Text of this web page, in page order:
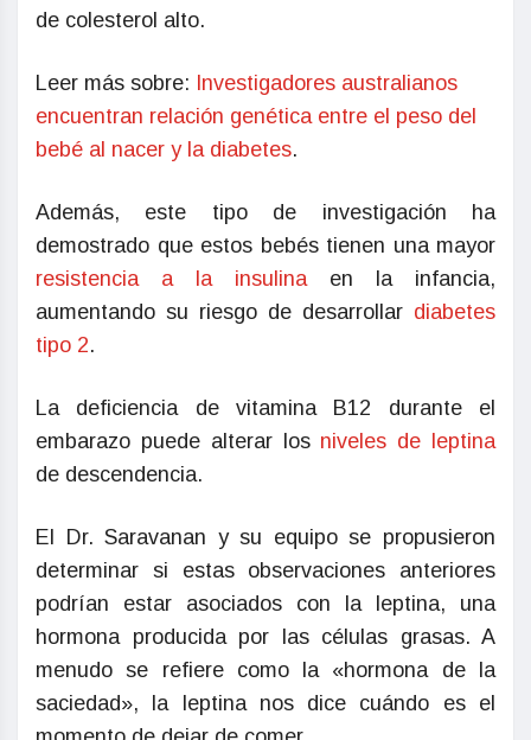
de colesterol alto.
Leer más sobre: Investigadores australianos
encuentran relación genética entre el peso del
bebé al nacer y la diabetes.
Además, este tipo de investigación ha
demostrado que estos bebés tienen una mayor
resistencia a la insulinaen la infancia,
aumentando su riesgo de desarrollar diabetes
tipo 2.
La deficiencia de vitamina B12 durante el
embarazo puede alterar los niveles de leptina
de descendencia.
El Dr. Saravanan y su equipo se propusieron
determinar si estas observaciones anteriores
podrían estar asociados con la leptina, una
hormona producida por las células grasas. A
menudo se refiere como la «hormona de la
saciedad», la leptina nos dice cuándo es el